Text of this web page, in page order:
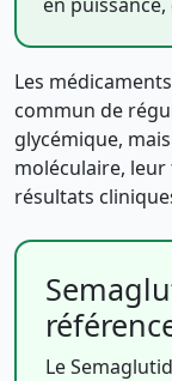
Les
commun de
glycémique,
moléculaire,
résultats
Le